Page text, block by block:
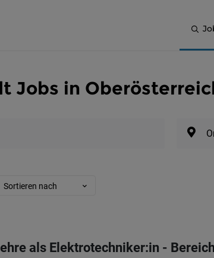
Jobs in
Sortieren nach
als Elektrotechniker:in -